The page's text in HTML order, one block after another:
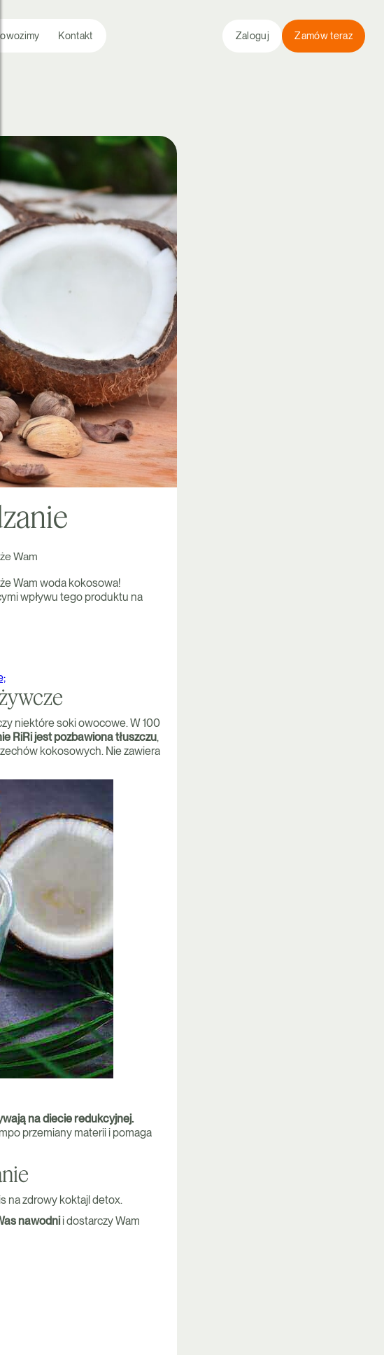
Kontakt Zaloguj Zamów teraz
Wam
Wam woda kokosowa!
wpływu tego produktu na
niektóre soki owocowe. W 100
RiRi jest pozbawiona tłuszczu,
kokosowych. Nie zawiera
na diecie redukcyjnej.
przemiany materii i pomaga
na zdrowy koktajl detox.
nawodnii dostarczy Wam